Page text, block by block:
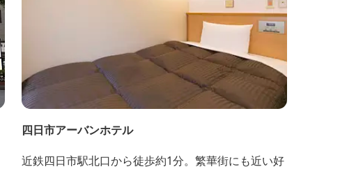
四日市アーバンホテル
近鉄四日市駅北口から徒歩約1分。繁華街にも近い好